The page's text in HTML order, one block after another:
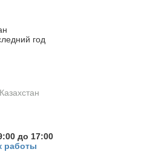
год
до 17:00
работы